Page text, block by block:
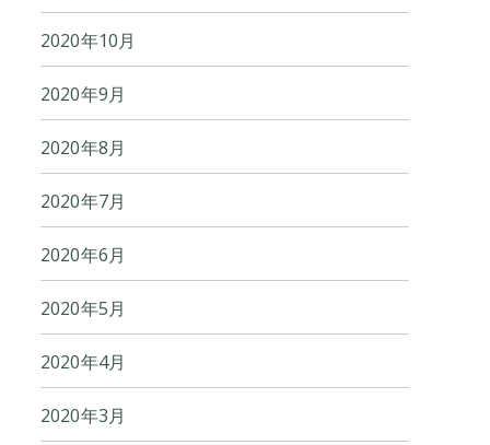
2020年10月
2020年9月
2020年8月
2020年7月
2020年6月
2020年5月
2020年4月
2020年3月